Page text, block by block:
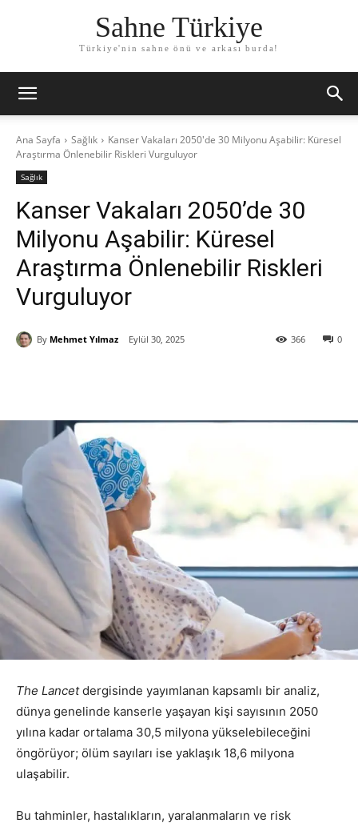
Sahne Türkiye
Türkiye'nin sahne önü ve arkası burda!
Ana Sayfa Sağlık
Kanser Vakaları 2050'de 30 Milyonu Aşabilir: Küresel
Araştırma Önlenebilir Riskleri Vurguluyor
Sağlık
Kanser Vakaları 2050’de 30
Milyonu Aşabilir: Küresel
Araştırma Önlenebilir Riskleri
Vurguluyor
By Mehmet Yılmaz Eylül 30, 2025 0
366
The Lancetdergisinde yayımlanan kapsamlı bir analiz,
dünya genelinde kanserle yaşayan kişi sayısının 2050
yılına kadar ortalama 30,5 milyona yükselebileceğini
öngörüyor; ölüm sayıları ise yaklaşık 18,6 milyona
ulaşabilir.
Bu tahminler, hastalıkların, yaralanmaların ve risk